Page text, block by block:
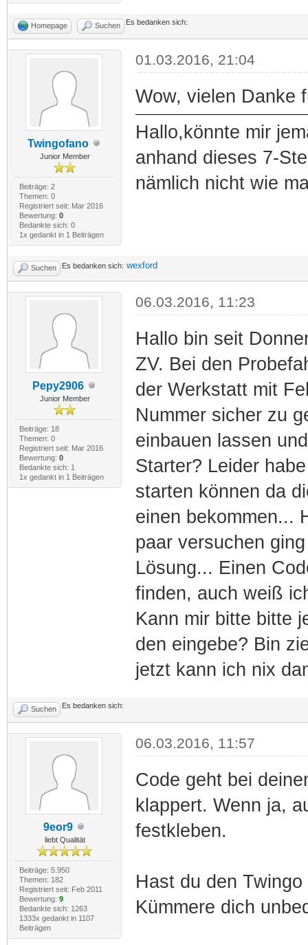
Homepage Suchen Es bedanken sich:
Twingofano
Junior Member
Beiträge: 2
Themen: 0
Registriert seit: Mar 2016
Bewertung: 0
Bedankte sich: 0
1x gedankt in 1 Beiträgen
01.03.2016, 21:04
Wow, vielen Danke
Hallo,könnte mir
anhand dieses 7-
nämlich nicht wie
Suchen Es bedanken sich: wexford
Pepy2906
Junior Member
Beiträge: 18
Themen: 0
Registriert seit: Mar 2016
Bewertung: 0
Bedankte sich: 1
1x gedankt in 1 Beiträgen
06.03.2016, 11:23
Hallo bin seit
ZV. Bei den
der Werkstatt mit
Nummer sicher zu
einbauen lassen
Starter? Leider
starten können da
einen bekommen...
paar versuchen
Lösung... Einen
finden, auch weiß
Kann mir bitte bitte
den eingebe? Bin
jetzt kann ich nix
Suchen Es bedanken sich:
9eor9
liebt Qualität
Beiträge: 5.950
Themen: 182
Registriert seit: Feb 2011
Bewertung: 9
Bedankte sich: 1263
1333x gedankt in 1107
Beiträgen
06.03.2016, 11:57
Code geht bei
klappert. Wenn ja,
festkleben.
Hast du den
Kümmere dich